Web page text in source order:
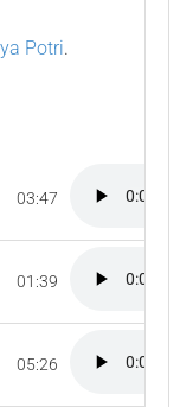
Potri.
03:47
01:39
05:26